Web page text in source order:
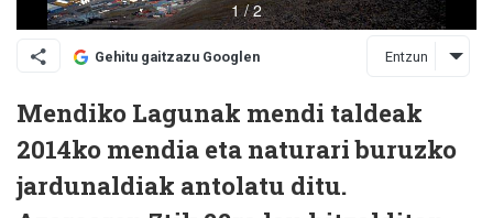
Gehitu gaitzazu Googlen Entzun
Mendiko Lagunak mendi taldeak
2014ko mendia eta naturari buruzko
jardunaldiak antolatu ditu.